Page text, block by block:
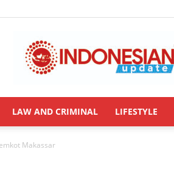
LAW AND CRIMINAL LIFESTYLE
Makassar